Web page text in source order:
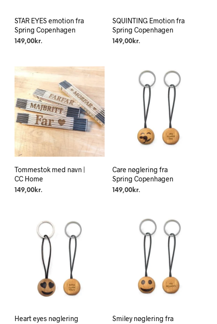
STAR EYES emotion fra
Spring Copenhagen
149,00 kr.
SQUINTING Emotion fra
Spring Copenhagen
149,00kr.
Tommestok med navn |
CC Home
149,00 kr.
Care nøglering fra
Spring Copenhagen
149,00kr.
Heart eyes nøglering
Smiley nøglering fra